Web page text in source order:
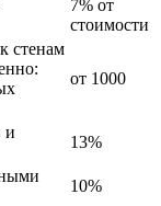
7% от
стоимости
стенам
от 1000
и
13%
10%